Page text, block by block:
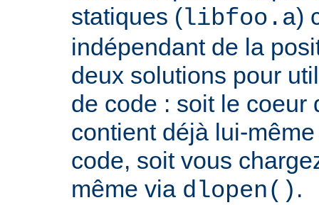
statiques (libfoo.a)
indépendant de la
deux solutions pour
de code : soit le coeur
contient déjà lui-
code, soit vous
même via dlopen() .